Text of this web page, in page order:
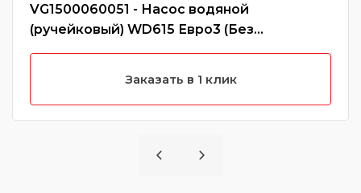
VG1500060051 - Насос водяной
(ручейковый) WD615 Евро3 (Без
характеристики)
Заказать в 1 клик